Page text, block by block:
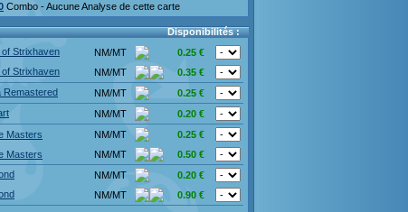
Combo - Aucune Analyse de cette carte
Disponibilités :
Strixhaven
NM/MT
0.25 €
Strixhaven
NM/MT
0.35 €
Remastered
NM/MT
0.25 €
NM/MT
0.20 €
Masters
NM/MT
0.25 €
Masters
NM/MT
0.50 €
NM/MT
0.20 €
NM/MT 0.90 €